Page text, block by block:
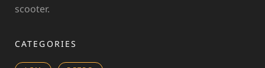
scooter.
CATEGORIES